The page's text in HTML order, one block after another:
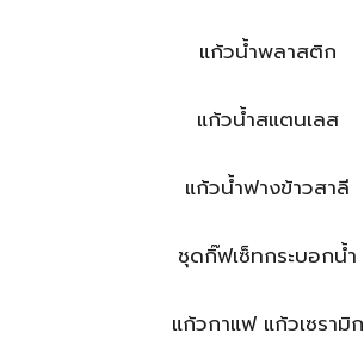
แก้วน้ำพลาสติก
แก้วน้ำสแตนเลส
แก้วน้ำฟางข้าวสาลี
ชุดกิ๊ฟเซ็ทกระบอกน้ำ
แก้วกาแฟ แก้วเซรามิก